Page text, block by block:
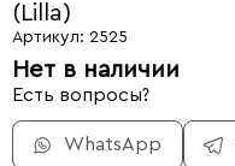
(Lilla)
Артикул: 2525
Нет в наличии
Есть вопросы?
WhatsApp